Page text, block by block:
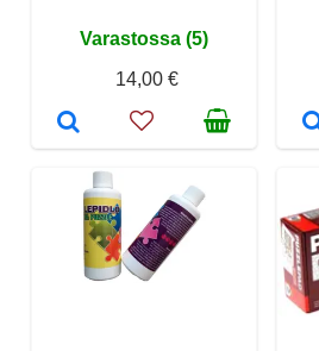
Varastossa (5)
14,00 €